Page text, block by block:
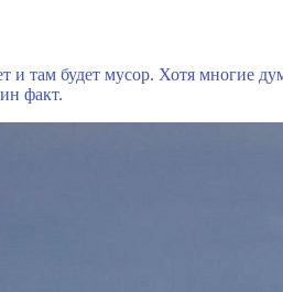
там будет мусор. Хотя многие
факт.